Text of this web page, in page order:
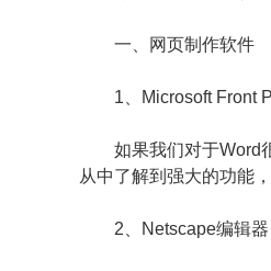
一、网页制作软件
1、Microsoft Front
如果我们对于Word很
从中了解到强大的功能
2、Netscape编辑器